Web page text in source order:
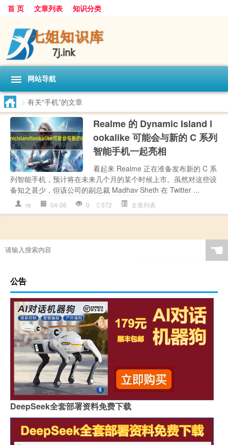
首 页 文章列表 知识分类
网站导航
> 有关“手机”的文章
Realme 的 Dynamic Island l
ookalike 可能会与新的 C 系列
智能手机一起亮相
看起来 Realme 正在准备发布新的 C 系
列智能手机，预计将在未来几个月的某个时候上市。虽然对这些设
备知之甚少，但该公司的副总裁 Madhav Sheth 在 Twitter ...
re 04-06 0 572 文章列表
☚
公告
DeepSeek全套部署资料免费下载